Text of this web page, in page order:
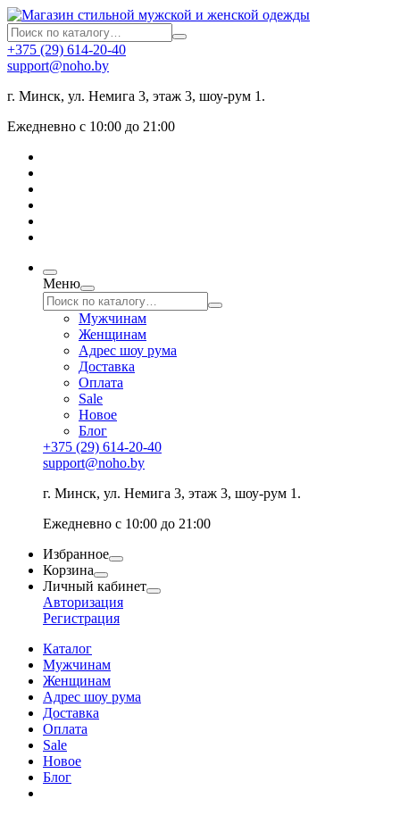
+375 (29) 614-20-40
support@noho.by
г. Минск, ул. Немига 3, этаж 3, шоу-рум 1.
Ежедневно с 10:00 до 21:00
Меню
Мужчинам
Женщинам
Адрес шоу рума
Доставка
Оплата
Sale
Новое
Блог
+375 (29) 614-20-40
support@noho.by
г. Минск, ул. Немига 3, этаж 3, шоу-рум 1.
Ежедневно с 10:00 до 21:00
Избранное
Корзина
Личный кабинет
Авторизация
Регистрация
Каталог
Мужчинам
Женщинам
Адрес шоу рума
Доставка
Оплата
Sale
Новое
Блог